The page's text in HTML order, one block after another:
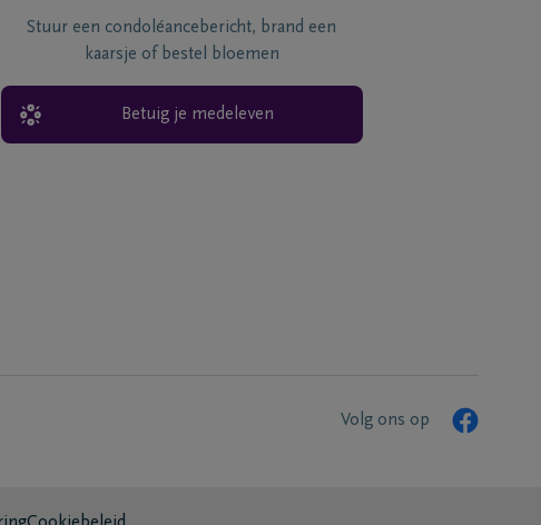
Stuur een condoléancebericht, brand een
kaarsje of bestel bloemen
Betuig je medeleven
Volg ons op